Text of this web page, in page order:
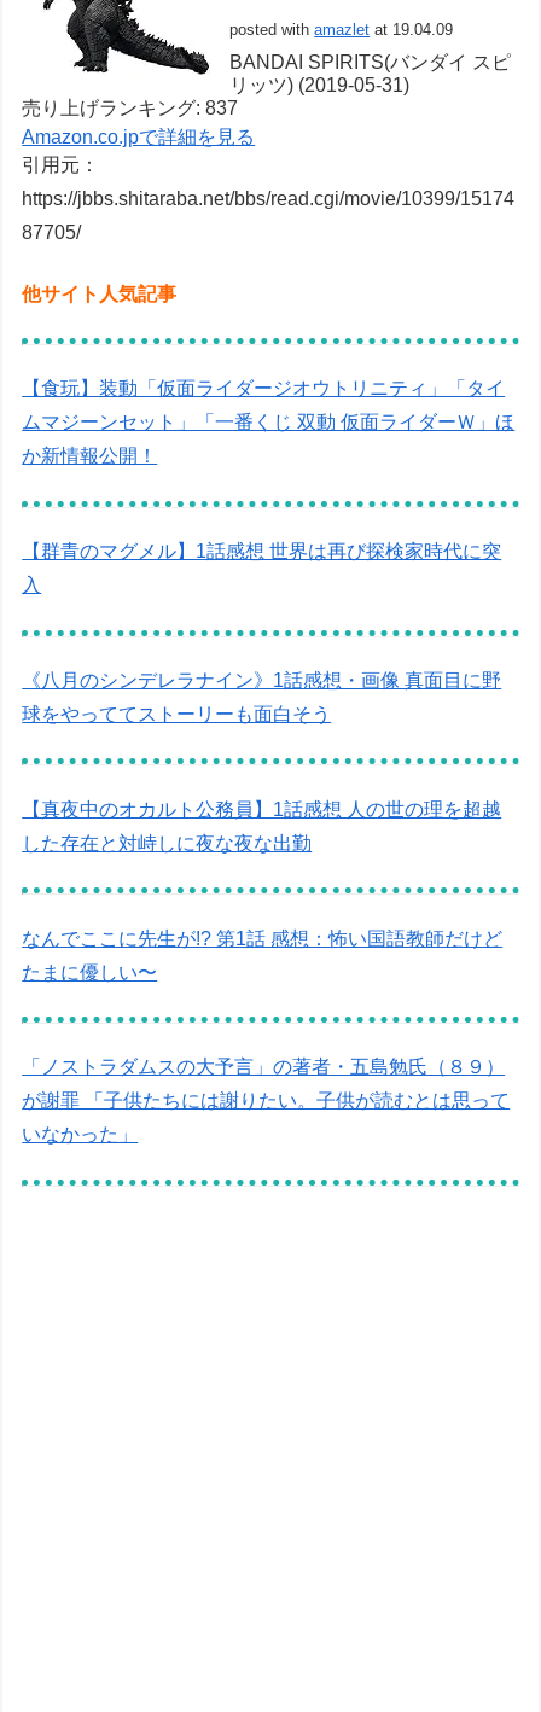
posted withamazlet at 19.04.09
BANDAI SPIRITS(バンダイ スピ
リッツ) (2019-05-31)
売り上げランキング: 837
Amazon.co.jpで詳細を見る
引用元：
https://jbbs.shitaraba.net/bbs/read.cgi/movie/10399/15174
87705/
他サイト人気記事
【食玩】装動「仮面ライダージオウトリニティ」「タイ
ムマジーンセット」「一番くじ 双動 仮面ライダーＷ」ほ
か新情報公開！
【群青のマグメル】1話感想 世界は再び探検家時代に突
入
《八月のシンデレラナイン》1話感想・画像 真面目に野
球をやっててストーリーも面白そう
【真夜中のオカルト公務員】1話感想 人の世の理を超越
した存在と対峙しに夜な夜な出勤
なんでここに先生が!? 第1話 感想：怖い国語教師だけど
たまに優しい〜
「ノストラダムスの大予言」の著者・五島勉氏（８９）
が謝罪 「子供たちには謝りたい。子供が読むとは思って
いなかった」